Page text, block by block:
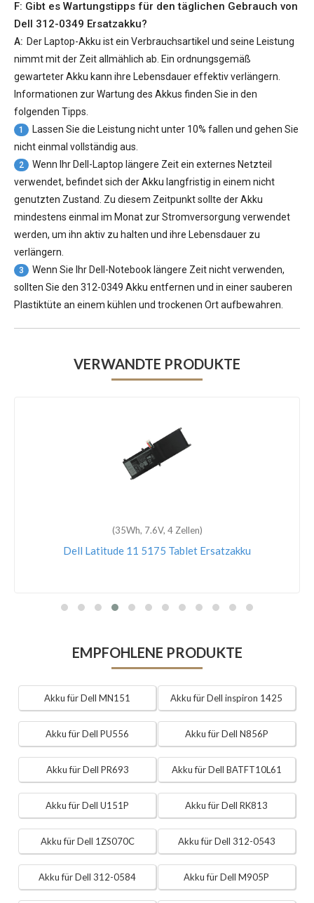
F: Gibt es Wartungstipps für den täglichen Gebrauch von
Dell 312-0349 Ersatzakku?
A: Der Laptop-Akku ist ein Verbrauchsartikel und seine Leistung
nimmt mit der Zeit allmählich ab. Ein ordnungsgemäß
gewarteter Akku kann ihre Lebensdauer effektiv verlängern.
Informationen zur Wartung des Akkus finden Sie in den
folgenden Tipps.
1
Lassen Sie die Leistung nicht unter 10% fallen und gehen Sie
nicht einmal vollständig aus.
2
Wenn Ihr Dell-Laptop längere Zeit ein externes Netzteil
verwendet, befindet sich der Akku langfristig in einem nicht
genutzten Zustand. Zu diesem Zeitpunkt sollte der Akku
mindestens einmal im Monat zur Stromversorgung verwendet
werden, um ihn aktiv zu halten und ihre Lebensdauer zu
verlängern.
3
Wenn Sie Ihr Dell-Notebook längere Zeit nicht verwenden,
sollten Sie den 312-0349 Akku entfernen und in einer sauberen
Plastiktüte an einem kühlen und trockenen Ort aufbewahren.
VERWANDTE PRODUKTE
(35Wh, 7.6V, 4 Zellen)
Dell Latitude 11 5175 Tablet Ersatzakku
EMPFOHLENE PRODUKTE
Akku für Dell MN151 Akku für Dell inspiron 1425
Akku für Dell PU556 Akku für Dell N856P
Akku für Dell PR693 Akku für Dell BATFT10L61
Akku für Dell U151P Akku für Dell RK813
Akku für Dell 1ZS070C Akku für Dell 312-0543
Akku für Dell 312-0584 Akku für Dell M905P